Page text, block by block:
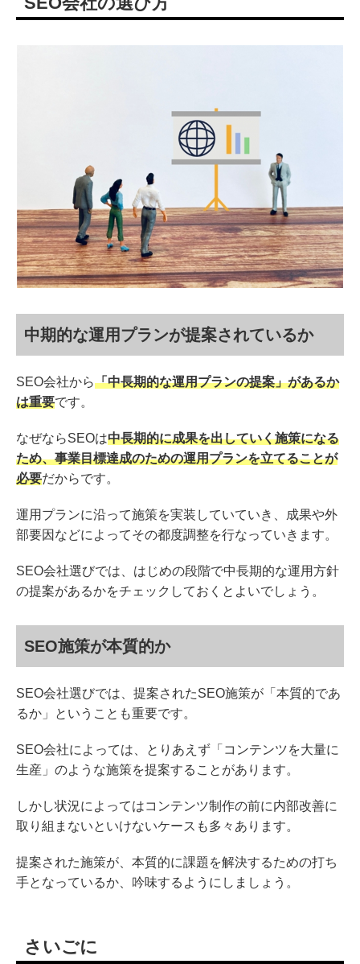
中期的な運用プランが提案されているか
SEO会社から「中長期的な運用プランの提案」があるか
は重要です。
なぜならSEOは中長期的に成果を出していく施策になる
ため、事業目標達成のための運用プランを立てることが
必要だからです。
運用プランに沿って施策を実装していていき、成果や外
部要因などによってその都度調整を行なっていきます。
SEO会社選びでは、はじめの段階で中長期的な運用方針
の提案があるかをチェックしておくとよいでしょう。
SEO施策が本質的か
SEO会社選びでは、提案されたSEO施策が「本質的であ
るか」ということも重要です。
SEO会社によっては、とりあえず「コンテンツを大量に
生産」のような施策を提案することがあります。
しかし状況によってはコンテンツ制作の前に内部改善に
取り組まないといけないケースも多々あります。
提案された施策が、本質的に課題を解決するための打ち
手となっているか、吟味するようにしましょう。
さいごに